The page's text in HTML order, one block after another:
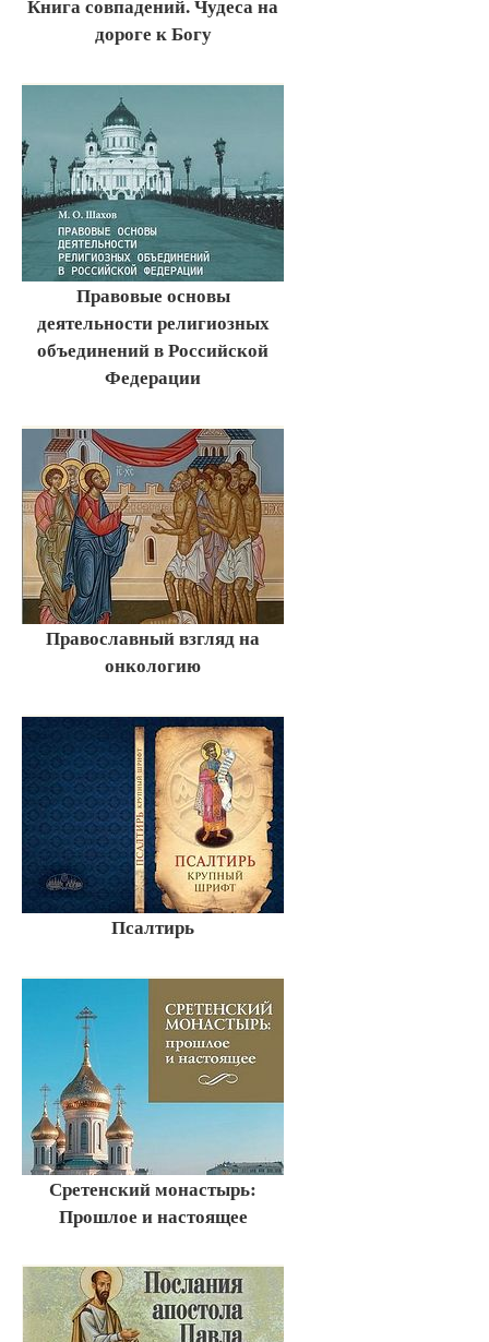
Книга совпадений. Чудеса на
дороге к Богу
Правовые основы
деятельности религиозных
объединений в Российской
Федерации
Православный взгляд на
онкологию
Псалтирь
Сретенский монастырь:
Прошлое и настоящее